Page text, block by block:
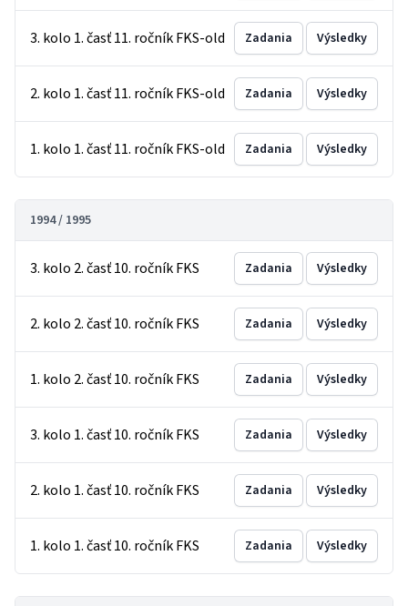
3. kolo 1. časť 11. ročník FKS-old Zadania Výsledky
2. kolo 1. časť 11. ročník FKS-old Zadania Výsledky
1. kolo 1. časť 11. ročník FKS-old Zadania Výsledky
1994 / 1995
3. kolo 2. časť 10. ročník FKS Zadania Výsledky
2. kolo 2. časť 10. ročník FKS Zadania Výsledky
1. kolo 2. časť 10. ročník FKS Zadania Výsledky
3. kolo 1. časť 10. ročník FKS Zadania Výsledky
2. kolo 1. časť 10. ročník FKS Zadania Výsledky
1. kolo 1. časť 10. ročník FKS Zadania Výsledky